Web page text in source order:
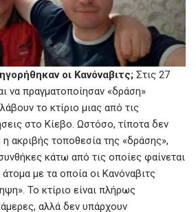
οι Κανόναβιτς; Στις 27
να πραγματοποίησαν «δράση»
το κτίριο μιας από τις
στο Κίεβο. Ωστόσο, τίποτα δεν
η ακριβής τοποθεσία της «δράσης»,
κάτω από τις οποίες φαίνεται
με τα οποία οι Κανόναβιτς
Το κτίριο είναι πλήρως
αλλά δεν υπάρχουν